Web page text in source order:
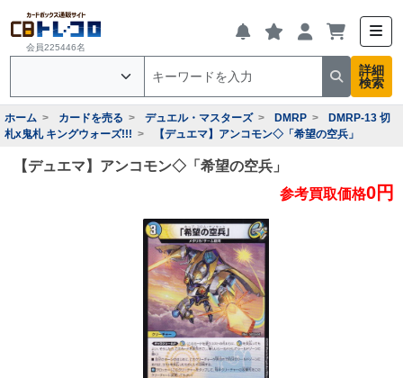
会員225446名
詳細
検索
ホーム カードを売る デュエル・マスターズ DMRP
DMRP-13 切
札x鬼札 キングウォーズ!!!
【デュエマ】アンコモン◇「希望の空兵」
【デュエマ】アンコモン◇「希望の空兵」
参考買取価格0円